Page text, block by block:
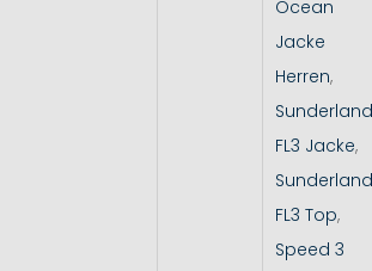
Ocean
Jacke
Herren,
Sunderland
FL3 Jacke,
Sunderland
FL3 Top,
Speed 3